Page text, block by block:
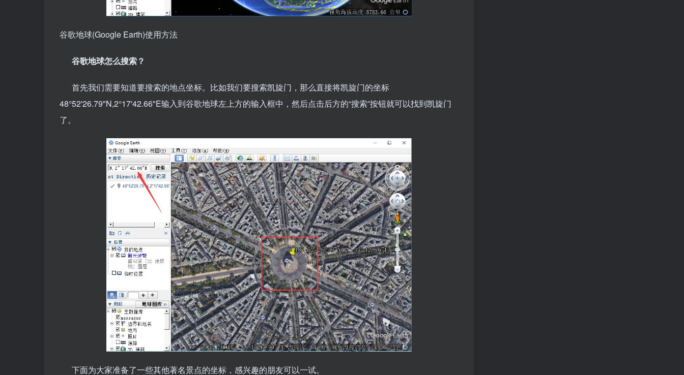
谷歌地球(Google Earth)使用方法
谷歌地球怎么搜索？
首先我们需要知道要搜索的地点坐标。比如我们要搜索凯旋门，那么直接将凯旋门的坐标
48°52'26.79"N,2°17'42.66"E输入到谷歌地球左上方的输入框中，然后点击后方的“搜索”按钮就可以找到凯旋门
了。
下面为大家准备了一些其他著名景点的坐标，感兴趣的朋友可以一试。